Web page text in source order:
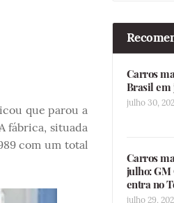
que parou a
fábrica, situada
com um total
Carros
Brasil em
julho 30,
Carros
julho: GM
entra no
julho 29,